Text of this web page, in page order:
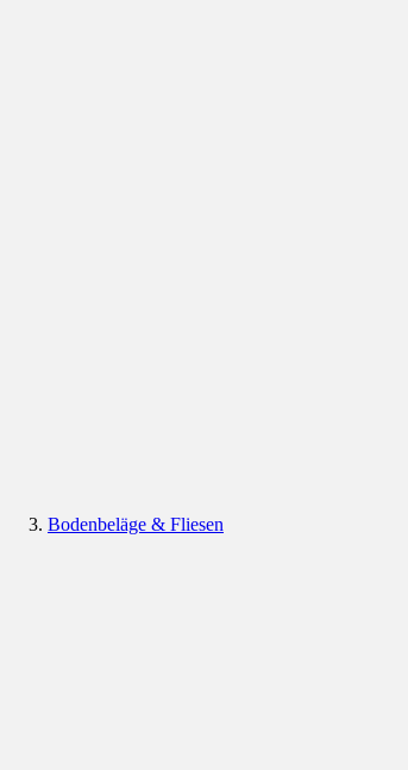
Bodenbeläge & Fliesen